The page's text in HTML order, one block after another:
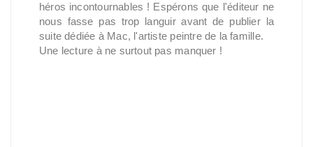
héros incontournables ! Espérons que l'éditeur ne
nous fasse pas trop languir avant de publier la
suite dédiée à Mac, l'artiste peintre de la famille.
Une lecture à ne surtout pas manquer !